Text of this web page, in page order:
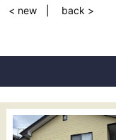
< new back >